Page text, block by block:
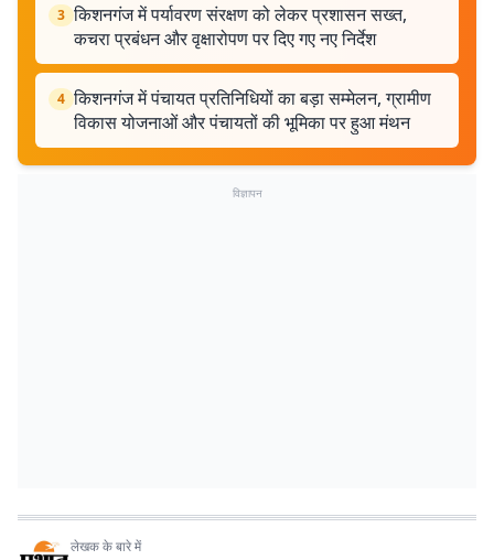
3 किशनगंज में पर्यावरण संरक्षण को लेकर प्रशासन सख्त,
कचरा प्रबंधन और वृक्षारोपण पर दिए गए नए निर्देश
4 किशनगंज में पंचायत प्रतिनिधियों का बड़ा सम्मेलन, ग्रामीण
विकास योजनाओं और पंचायतों की भूमिका पर हुआ मंथन
विज्ञापन
लेखक के बारे में